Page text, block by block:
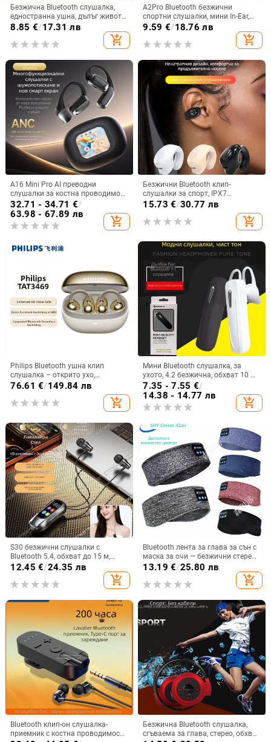
Безжична Bluetooth слушалка,
едностранна ушна, дълъг живот
на батерията, Bluetooth 5.3,
водоустойчива, обхват 15 m,
спортен стил
8.85 €/17.31 лв
add_shopping_cart
A2Pro Bluetooth безжични
спортни слушалки, мини In-Ear,
5.3 дълга издръжливост на
9.59 €/18.76 лв
add_shopping_cart
A16 Mini Pro AI преводни
слушалки за костна проводимост
със цветен дисплей и
шумопотискане, Bluetooth 5.4
32.71 - 34.71 €/
63.98 - 67.89 лв
add_shopping_cart
Безжични Bluetooth клип-
слушалки за спорт, IPX7
водоустойчиви, обхват до 10 м,
Bluetooth 5.0, живот на батерията
4–8 ч, ниска латентност за игри
15.73 €/30.77 лв
add_shopping_cart
Philips Bluetooth ушна клип
слушалка – открито ухо,
безжично, Bluetooth 5.0, повече от
8 часа живот на батерията,
водоустойчив модел TAT3469
76.61 €/149.84 лв
add_shopping_cart
Мини Bluetooth слушалка, за
ухото, 4.2 безжична, обхват 10 м,
мултипойнт, гласово управление
и възпроизвеждане на музика
7.35 - 7.55 €/
14.38 - 14.77 лв
add_shopping_cart
S30 безжични слушалки с
Bluetooth 5.4, обхват до 15 м,
стерео звук, цифров дисплей,
12.45 €/24.35 лв
add_shopping_cart
Bluetooth лента за глава за сън с
маска за очи — безжични стерео
слушалки, Bluetooth 5.4, обхват
разговори и музика
13.19 €/25.80 лв
add_shopping_cart
Bluetooth клип-он слушалка-
приемник с костна проводимост,
Безжична Bluetooth слушалка,
сгъваема за глава, стерео, обхват